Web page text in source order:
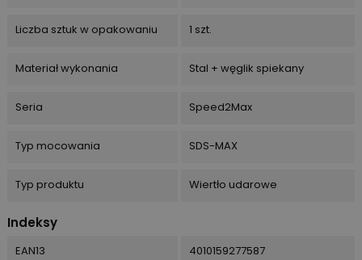
Liczba sztuk w opakowaniu 1 szt.
Materiał wykonania Stal + węglik spiekany
Seria Speed2Max
Typ mocowania SDS-MAX
Typ produktu Wiertło udarowe
Indeksy
EAN13 4010159277587